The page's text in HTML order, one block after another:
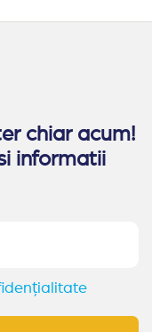
chiar acum!
informatii